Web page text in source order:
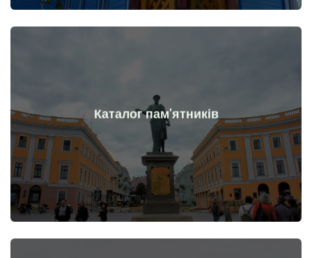
Каталог пам'ятників
Пам'ятники, витвори мистецтва до та після початку
війни
Докладніше